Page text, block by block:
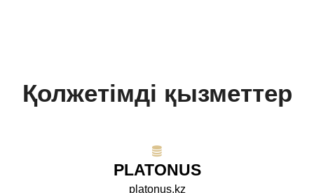
Қолжетімді қызметтер
PLATONUS
platonus.kz